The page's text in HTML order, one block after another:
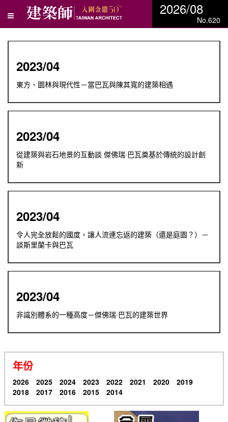
2026/08
No.620
2023/04
東方、園林與現代性－當巴瓦與陳其寬的建築相遇
2023/04
從建築與岩石地景的互動談 傑佛瑞·巴瓦奠基於傳統的設計創
新
2023/04
令人完全放鬆的國度，讓人流連忘返的建築（還是庭園？）－
談斯里蘭卡與巴瓦
2023/04
非識別體系的一種高度－傑佛瑞·巴瓦的建築世界
年份
2026 2025 2024 2023 2022 2021 2020
2019
2018
2017 2016 2015 2014